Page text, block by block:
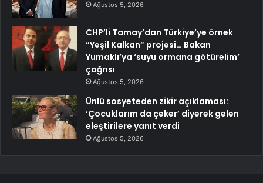
Ağustos 5, 2026
CHP’li Tamay’dan Türkiye’ye örnek
“Yeşil Kalkan” projesi… Bakan
Yumaklı’ya ‘suyu ormana götürelim’
çağrısı
Ağustos 5, 2026
Ünlü sosyeteden zikir açıklaması:
‘Çocuklarım da çeker’ diyerek gelen
eleştirilere yanıt verdi
Ağustos 5, 2026